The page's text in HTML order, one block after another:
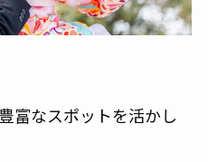
富なスポットを活かし